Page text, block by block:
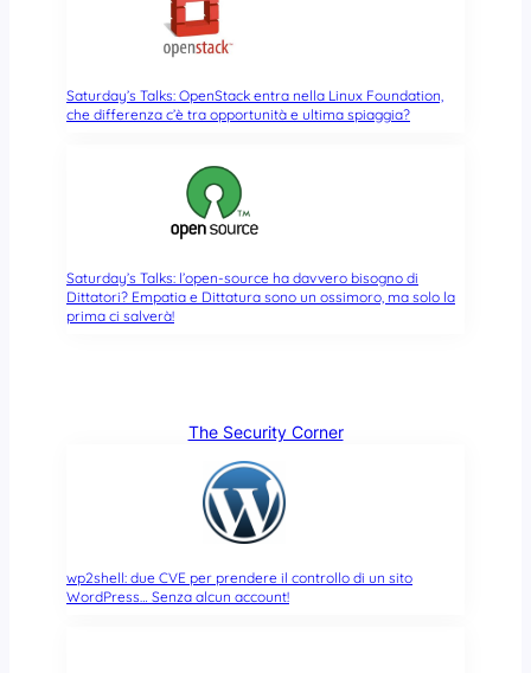
Saturday’s Talks: OpenStack entra nella Linux Foundation,
che differenza c’è tra opportunità e ultima spiaggia?
Saturday’s Talks: l’open-source ha davvero bisogno di
Dittatori? Empatia e Dittatura sono un ossimoro, ma solo la
prima ci salverà!
The Security Corner
wp2shell: due CVE per prendere il controllo di un sito
WordPress… Senza alcun account!